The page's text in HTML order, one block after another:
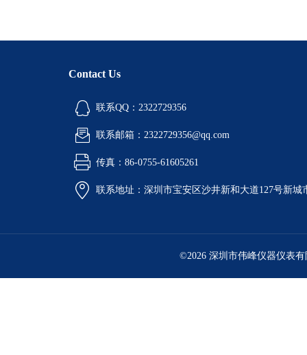
Contact Us
联系QQ：2322729356
联系邮箱：2322729356@qq.com
传真：86-0755-61605261
联系地址：深圳市宝安区沙井新和大道127号新城
©2026 深圳市伟峰仪器仪表